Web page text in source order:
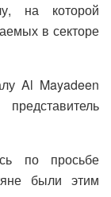
на которой
в секторе
Al Mayadeen
по просьбе
были этим